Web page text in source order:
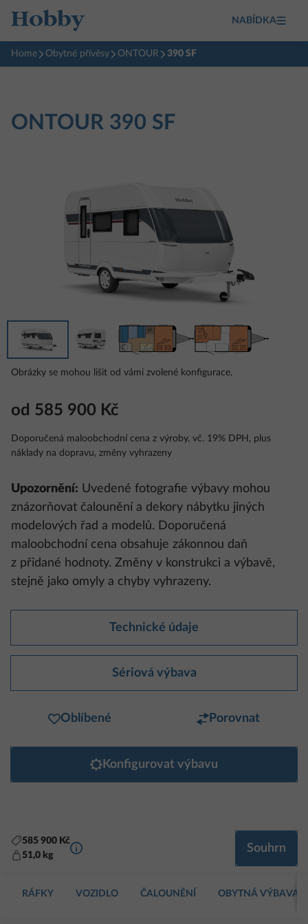
NABÍDKA
Home Obytné přívěsy ONTOUR 390 SF
ONTOUR 390 SF
Obrázky se mohou lišit od vámi zvolené konfigurace.
od 585 900 Kč
Doporučená maloobchodní cena z výroby, vč. 19% DPH, plus
náklady na dopravu, změny vyhrazeny
Upozornění: Uvedené fotografie výbavy mohou
znázorňovat čalounění a dekory nábytku jiných
modelových řad a modelů. Doporučená
maloobchodní cena obsahuje zákonnou daň
z přidané hodnoty. Změny v konstrukci a výbavě,
stejně jako omyly a chyby vyhrazeny.
Technické údaje
Sériová výbava
Oblíbené Porovnat
Konfigurovat výbavu
585 900 Kč
51,0 kg
Další informace Souhrn
RÁFKY VOZIDLO ČALOUNĚNÍ OBYTNÁ VÝBAVA